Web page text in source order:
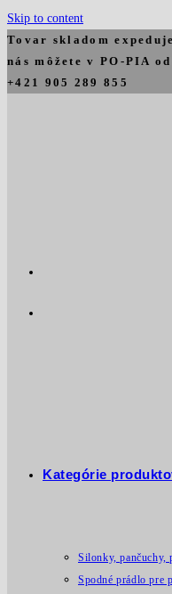
Skip to content
Tovar skladom
nás môžete v PO-PIA
+421 905 289 855
Kategórie
Silonky, pančuchy,
Spodné prádlo pre